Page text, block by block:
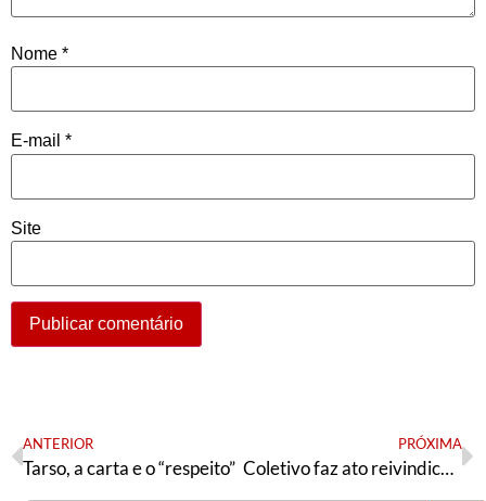
Nome *
E-mail *
Site
ANTERIOR
Tarso, a carta e o “respeito”
PRÓXIMA
Coletivo faz ato reivindicando candidatura própria da esquerda para a presidência da Câmara